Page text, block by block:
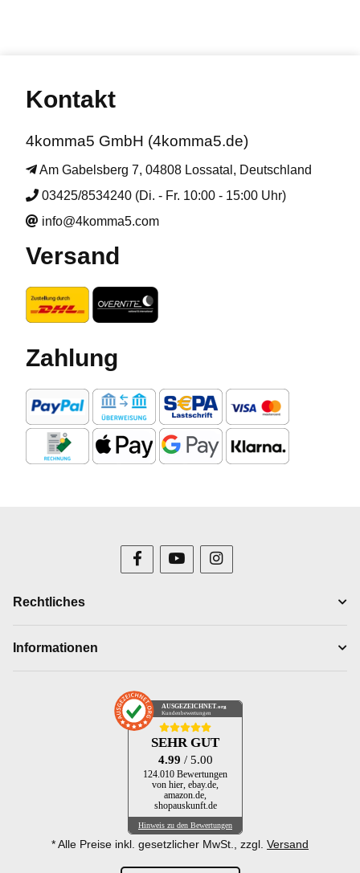
Kontakt
4komma5 GmbH (4komma5.de)
Am Gabelsberg 7, 04808 Lossatal, Deutschland
03425/8534240 (Di. - Fr. 10:00 - 15:00 Uhr)
info@4komma5.com
Versand
Zahlung
Rechtliches
Informationen
AUSGEZEICHNET .org
Kundenbewertungen
SEHR GUT
4.99 / 5.00
124.010 Bewertungen
von hier, ebay.de,
amazon.de,
shopauskunft.de
Hinweis zu den Bewertungen
* Alle Preise inkl. gesetzlicher MwSt., zzgl. Versand